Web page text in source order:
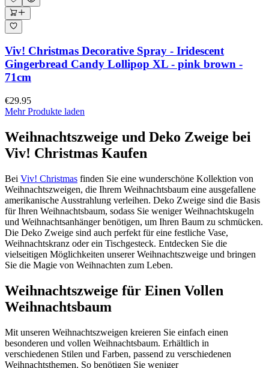
Viv! Christmas Decorative Spray - Iridescent
Gingerbread Candy Lollipop XL - pink brown -
71cm
€29.95
Mehr Produkte laden
Weihnachtszweige und Deko Zweige bei
Viv! Christmas Kaufen
Bei Viv! Christmas finden Sie eine wunderschöne Kollektion von
Weihnachtszweigen, die Ihrem Weihnachtsbaum eine ausgefallene
amerikanische Ausstrahlung verleihen. Deko Zweige sind die Basis
für Ihren Weihnachtsbaum, sodass Sie weniger Weihnachtskugeln
und Weihnachtsanhänger benötigen, um Ihren Baum zu schmücken.
Die Deko Zweige sind auch perfekt für eine festliche Vase,
Weihnachtskranz oder ein Tischgesteck. Entdecken Sie die
vielseitigen Möglichkeiten unserer Weihnachtszweige und bringen
Sie die Magie von Weihnachten zum Leben.
Weihnachtszweige für Einen Vollen
Weihnachtsbaum
Mit unseren Weihnachtszweigen kreieren Sie einfach einen
besonderen und vollen Weihnachtsbaum. Erhältlich in
verschiedenen Stilen und Farben, passend zu verschiedenen
Weihnachtsthemen. So benötigen Sie weniger